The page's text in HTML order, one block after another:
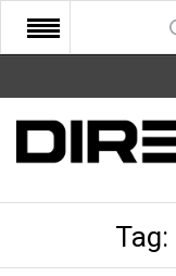
START
COMUNITATE
Tag: